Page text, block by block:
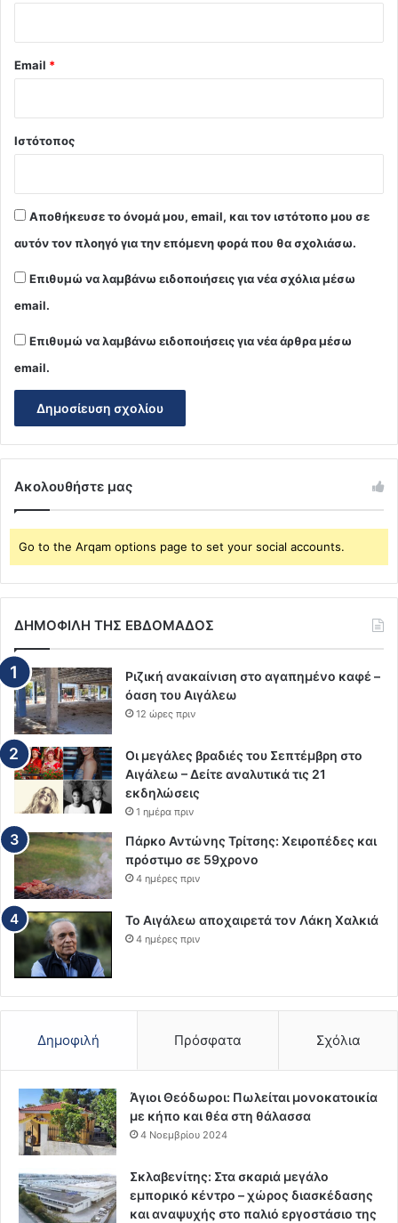
Email *
Ιστότοπος
Αποθήκευσε το όνομά μου, email, και τον ιστότοπο μου σε
αυτόν τον πλοηγό για την επόμενη φορά που θα σχολιάσω.
Επιθυμώ να λαμβάνω ειδοποιήσεις για νέα σχόλια μέσω
email.
Επιθυμώ να λαμβάνω ειδοποιήσεις για νέα άρθρα μέσω
email.
Ακολουθήστε μας
Go to the Arqam options page to set your social accounts.
ΔΗΜΟΦΙΛΗ ΤΗΣ ΕΒΔΟΜΑΔΟΣ
Ριζική ανακαίνιση στο αγαπημένο καφέ –
όαση του Αιγάλεω
12 ώρες πριν
Οι μεγάλες βραδιές του Σεπτέμβρη στο
Αιγάλεω – Δείτε αναλυτικά τις 21
εκδηλώσεις
1 ημέρα πριν
Πάρκο Αντώνης Τρίτσης: Χειροπέδες και
πρόστιμο σε 59χρονο
4 ημέρες πριν
Το Αιγάλεω αποχαιρετά τον Λάκη Χαλκιά
4 ημέρες πριν
Δημοφιλή Πρόσφατα Σχόλια
Άγιοι Θεόδωροι: Πωλείται μονοκατοικία
με κήπο και θέα στη θάλασσα
4 Νοεμβρίου 2024
Σκλαβενίτης: Στα σκαριά μεγάλο
εμπορικό κέντρο – χώρος διασκέδασης
και αναψυχής στο παλιό εργοστάσιο της